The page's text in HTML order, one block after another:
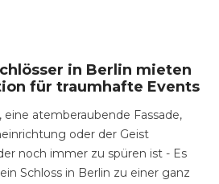
in Berlin mieten
für traumhafte Events
eine atemberaubende Fassade,
oder der Geist
noch immer zu spüren ist - Es
Schloss in Berlin zu einer ganz